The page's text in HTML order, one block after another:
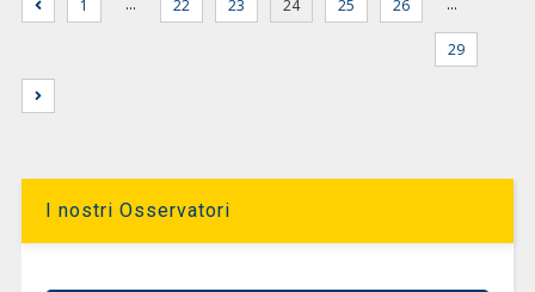
1 … 22 23 24 25 26 …
29
I nostri Osservatori